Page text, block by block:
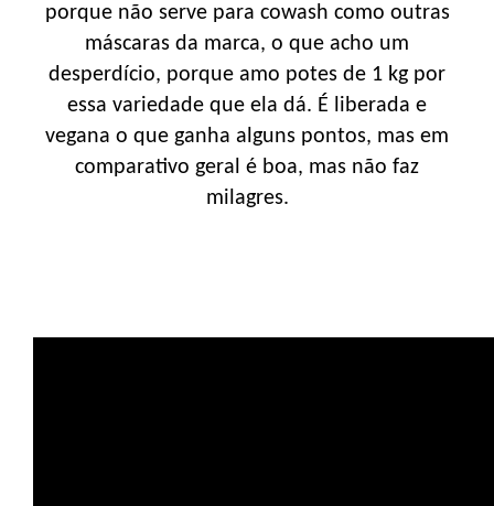
porque não serve para cowash como outras
máscaras da marca, o que acho um
desperdício, porque amo potes de 1 kg por
essa variedade que ela dá. É liberada e
vegana o que ganha alguns pontos, mas em
comparativo geral é boa, mas não faz
milagres.